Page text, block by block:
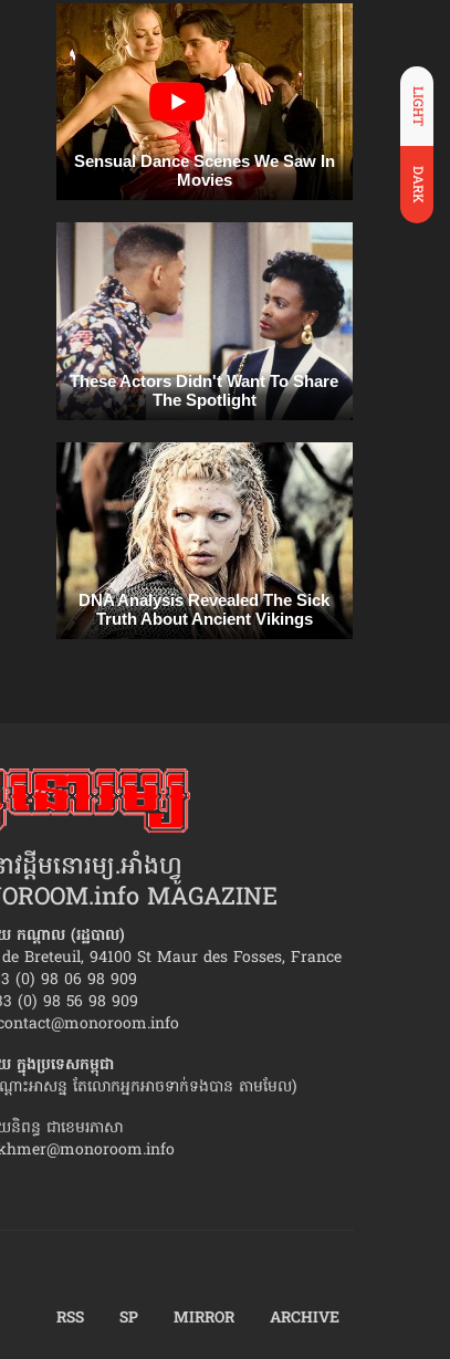
LIGHT
DARK
លួន​មាន​អារម្មណ៍​ថា នាង​ជា​មនុស្ស​
ដ្ដីមនោរម្យ.អាំងហ្វូ
MAGAZINE
កណ្ដាល (រដ្ឋបាល)
Breteuil, 94100 St Maur des Fosses, France
(0) 98 06 98 909
(0) 98 56 98 909
ក្នុង​ប្រទេស​កម្ពុជា
ោះអាសន្ន តែលោកអ្នកអាចទាក់ទងបាន តាមមែល)
ពន្ធ ជាខេមរភាសា
RSS SP MIRROR ARCHIVE